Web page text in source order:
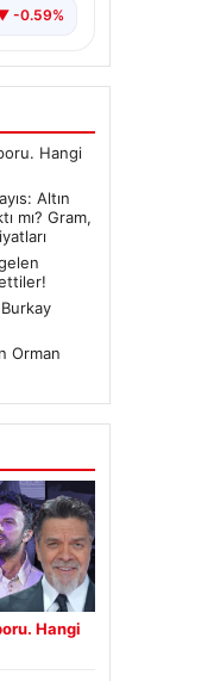
-0.59%
Hangi
Altın
mı? Gram,
Orman
Hangi